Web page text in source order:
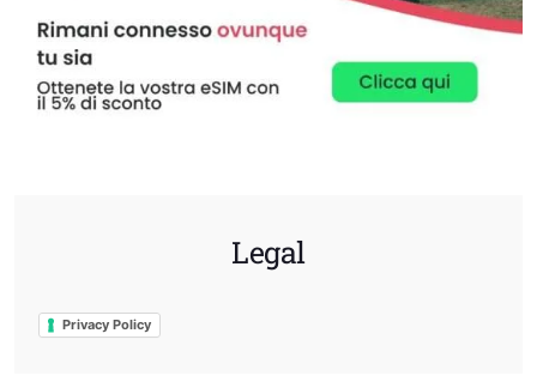
Legal
Privacy Policy